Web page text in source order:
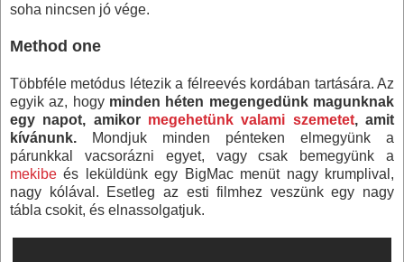
soha nincsen jó vége.
Method one
Többféle metódus létezik a félreevés kordában tartására. Az
egyik az, hogy minden héten megengedünk magunknak
egy napot, amikor megehetünk valami szemetet, amit
kívánunk. Mondjuk minden pénteken elmegyünk a
párunkkal vacsorázni egyet, vagy csak bemegyünk a
mekibe és leküldünk egy BigMac menüt nagy krumplival,
nagy kólával. Esetleg az esti filmhez veszünk egy nagy
tábla csokit, és elnassolgatjuk.